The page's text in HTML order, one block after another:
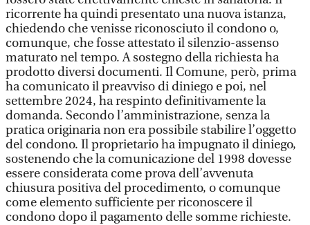
ricorrente ha quindi presentato una nuova istanza,
chiedendo che venisse riconosciuto il condono o,
comunque, che fosse attestato il silenzio-assenso
maturato nel tempo. A sostegno della richiesta ha
prodotto diversi documenti. Il Comune, però, prima
ha comunicato il preavviso di diniego e poi, nel
settembre 2024, ha respinto definitivamente la
domanda. Secondo l’amministrazione, senza la
pratica originaria non era possibile stabilire l’oggetto
del condono. Il proprietario ha impugnato il diniego,
sostenendo che la comunicazione del 1998 dovesse
essere considerata come prova dell’avvenuta
chiusura positiva del procedimento, o comunque
come elemento sufficiente per riconoscere il
condono dopo il pagamento delle somme richieste.